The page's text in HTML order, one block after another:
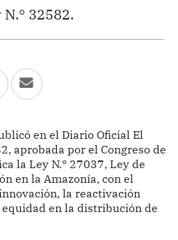
32582.
en el Diario Oficial El
aprobada por el Congreso de
la Ley N.° 27037, Ley de
en la Amazonía, con el
la reactivación
en la distribución de